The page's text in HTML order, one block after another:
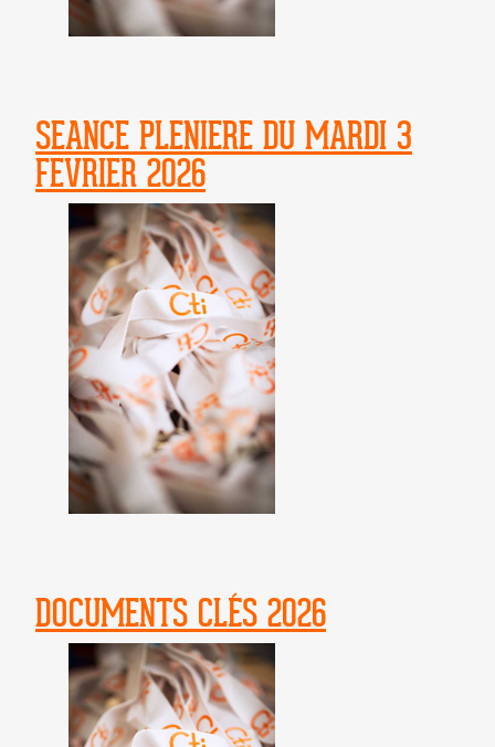
SEANCE PLENIERE DU MARDI 3
FEVRIER 2026
DOCUMENTS CLÉS 2026